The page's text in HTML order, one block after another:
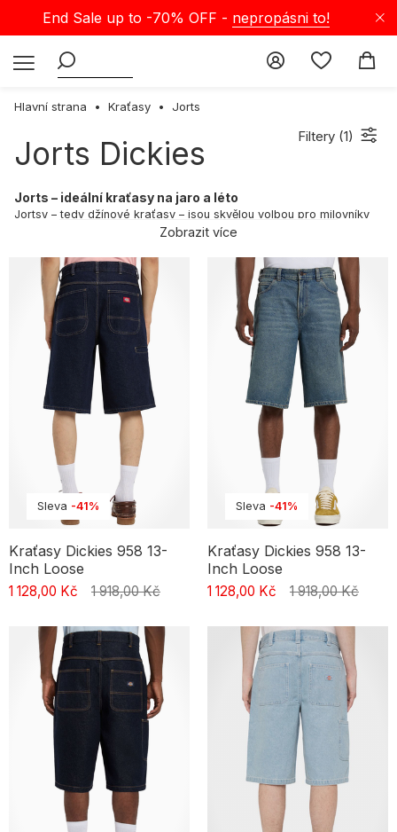
End Sale up to -70% OFF - nepropásni to!
Hlavní strana Kraťasy Jorts
Jorts Dickies Filtery (1)
Jorts – ideální kraťasy na jaro a léto
Jortsy – tedy džínové kraťasy – jsou skvělou volbou pro milovníky
uvolněného letního stylu. Perfektně vystihují atmosféru teplých,
stylový. Každý model je pečlivě zpracovaný, což zajišťuje pohodlí i
při intenzivních aktivitách. Unikátní úpravy a detaily dělají z jortsů a
kraťasů nepostradatelný kousek šatníku pro ty, kteří si cení
svěžesti a modernosti. Jaro a léto jsou ideálním obdobím, kdy
vsadit na tyto kousky, které přinášejí novou energii a osvěžený
vzhled.
Ověřené značky – výběr, na který se můžeš spolehnout
Naše nabídka zahrnuje jortsy od renomovaných značek, které jsou
synonymem kvality a originality ve streetové módě. Mezi nimi
najdeš produkty od Kamuflage, Mercur, Polar Skate, Raw Hide,
Prosto a Ripndip, což odráží vysoký standard našich produktů.
Každý model vyniká precizním zpracováním a jedinečným
designem, což zajišťuje nejen skvělý vzhled, ale i pohodlí a
odolnost při každodenních aktivitách. Tyto produkty jsou oblíbené
mezi fanoušky streetwearu i aktivními uživateli kraťasů. Léto je
ideální čas na to, přidat do svého šatníku tyto stylové kousky, které
přinášejí svěží nádech.
Zobrazit více
Sleva -41%
Kraťasy Dickies 958 13-
Inch Loose
1 128,00 Kč 1 918,00 Kč
Sleva -41%
Kraťasy Dickies 958 13-
Inch Loose
1 128,00 Kč 1 918,00 Kč